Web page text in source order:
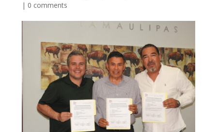
| 0 comments